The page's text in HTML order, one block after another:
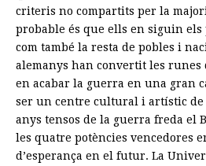
criteris no compartits per la
probable és que ells en siguin
com també la resta de pobles i
alemanys han convertit les runes
en acabar la guerra en una gran
ser un centre cultural i artístic
anys tensos de la guerra freda el
les quatre potències vencedores
d’esperança en el futur. La